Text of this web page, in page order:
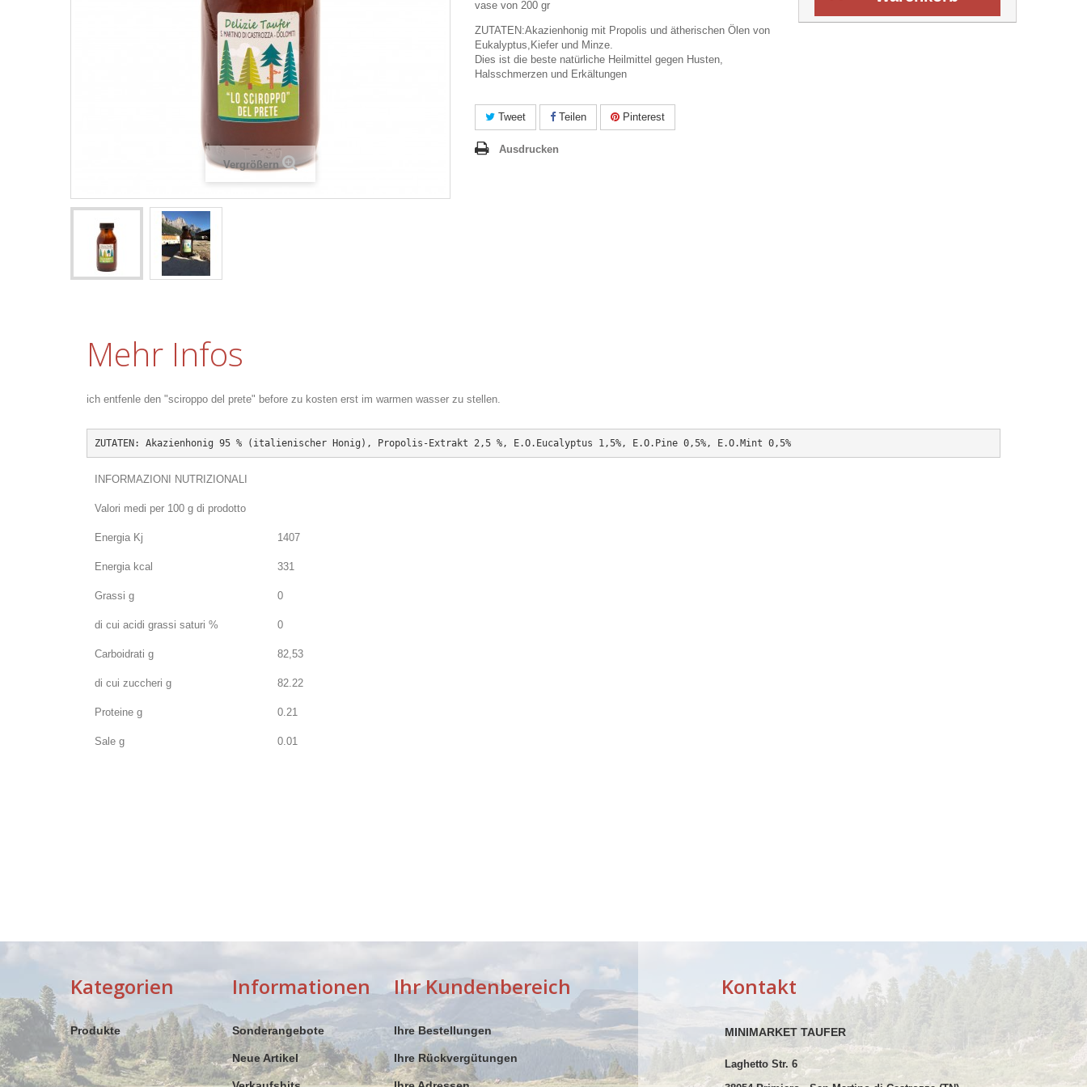
Vergrößern
vase von 200 gr
ZUTATEN:Akazienhonig mit Propolis und ätherischen Ölen von
Eukalyptus,Kiefer und Minze.
Dies ist die beste natürliche Heilmittel gegen Husten,
Halsschmerzen und Erkältungen
Tweet Teilen Pinterest
Ausdrucken
Mehr Infos
ich entfenle den "sciroppo del prete" before zu kosten erst im warmen wasser zu stellen.
ZUTATEN: Akazienhonig 95 % (italienischer Honig), Propolis-Extrakt 2,5 %, E.O.Eucalyptus 1,5%, E.O.Pine 0,5%, E.O.Mint 0,5%
INFORMAZIONI NUTRIZIONALI
Valori medi per 100 g di prodotto
Energia Kj 1407
Energia kcal 331
Grassi g 0
di cui acidi grassi saturi % 0
Carboidrati g 82,53
di cui zuccheri g 82.22
Proteine g 0.21
Sale g 0.01
Kategorien
Produkte
Informationen
Sonderangebote
Neue Artikel
Ihr Kundenbereich
Ihre Bestellungen
Ihre Rückvergütungen
Kontakt
MINIMARKET TAUFER
Laghetto Str. 6